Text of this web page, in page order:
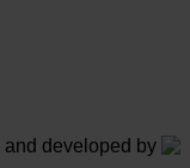
developed by